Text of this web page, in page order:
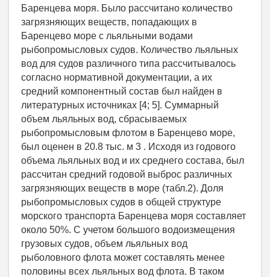
Баренцева моря. Было рассчитано количество
загрязняющих веществ, попадающих в
Баренцево море с льяльными водами
рыбопромысловых судов. Количество льяльных
вод для судов различного типа рассчитывалось
согласно нормативной документации, а их
средний компонентный состав был найден в
литературных источниках [4; 5]. Суммарный
объем льяльных вод, сбрасываемых
рыбопромысловым флотом в Баренцево море,
был оценен в 20.8 тыс. м 3 . Исходя из годового
объема льяльных вод и их среднего состава, был
рассчитан средний годовой выброс различных
загрязняющих веществ в море (табл.2). Доля
рыбопромысловых судов в общей структуре
морского транспорта Баренцева моря составляет
около 50%. С учетом большого водоизмещения
грузовых судов, объем льяльных вод
рыболовного флота может составлять менее
половины всех льяльных вод флота. В таком